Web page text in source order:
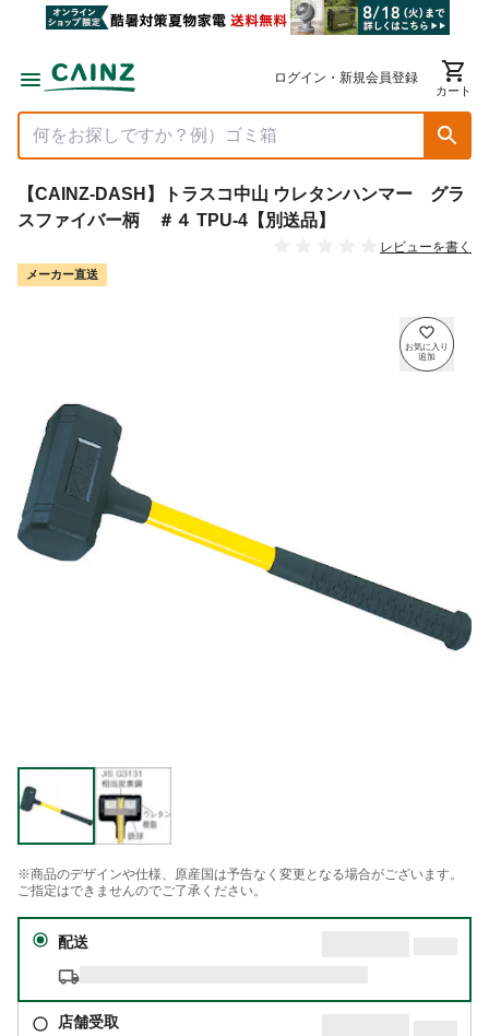
ログイン・新規会員登録
カート
【CAINZ-DASH】トラスコ中山 ウレタンハンマー グラ
スファイバー柄 ＃４ TPU-4【別送品】
レビューを書く
メーカー直送
※商品のデザインや仕様、原産国は予告なく変更となる場合がございます。
ご指定はできませんのでご了承ください。
配送
店舗受取